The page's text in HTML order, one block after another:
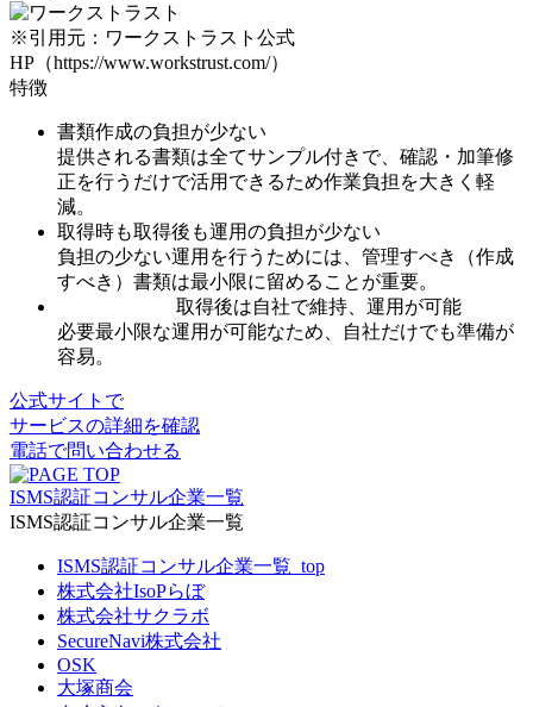
※引用元：ワークストラスト公式
HP（https://www.workstrust.com/）
特徴
書類作成の負担が少ない
提供される書類は全てサンプル付きで、確認・加筆修
正を行うだけで活用できるため作業負担を大きく軽
減。
取得時も取得後も運用の負担が少ない
負担の少ない運用を行うためには、管理すべき（作成
すべき）書類は最小限に留めることが重要。
取得後は自社で維持、運用が可能
必要最小限な運用が可能なため、自社だけでも準備が
容易。
公式サイトで
サービスの詳細を確認
電話で問い合わせる
ISMS認証コンサル企業一覧
ISMS認証コンサル企業一覧
ISMS認証コンサル企業一覧_top
株式会社IsoPらぼ
株式会社サクラボ
SecureNavi株式会社
OSK
大塚商会